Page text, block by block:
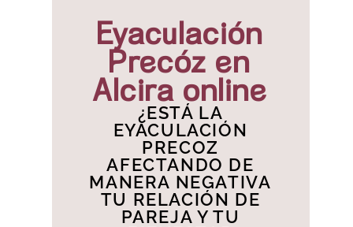
Eyaculación
Precóz en
Alcira online
¿ESTÁ LA
EYACULACIÓN
PRECOZ
AFECTANDO DE
MANERA NEGATIVA
TU RELACIÓN DE
PAREJA Y TU